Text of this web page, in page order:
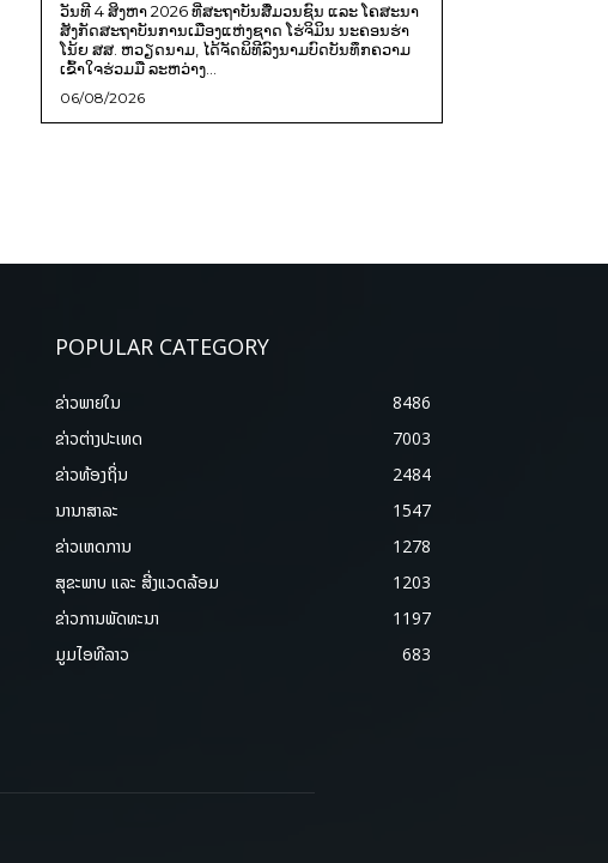
ວັນທີ 4 ສິງຫາ 2026 ທີ່ສະຖາບັນສື່ມວນຊົນ ແລະ ໂຄສະນາ
ສັງກັດສະຖາບັນການເມືອງແຫ່ງຊາດ ໂຮ່ຈິມິນ ນະຄອນຮ່າ
ໂນ້ຍ ສສ. ຫວຽດນາມ, ໄດ້ຈັດພິທີລົງນາມບົດບັນທຶກຄວາມ
ເຂົ້າໃຈຮ່ວມມື ລະຫວ່າງ...
06/08/2026
POPULAR CATEGORY
ຂ່າວພາຍ​ໃນ
8486
ຂ່າວຕ່າງປະເທດ
7003
ຂ່າວທ້ອງຖິ່ນ
2484
ນານາສາລະ
1547
ຂ່າວເຫດການ
1278
ສຸຂະພາບ ແລະ ສີ່ງແວດລ້ອມ
1203
ຂ່າວການພັດທະນາ
1197
ມູມໄອທີລາວ
683